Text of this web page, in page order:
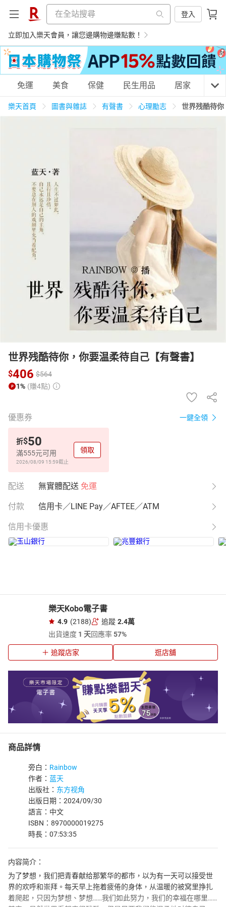
登入
立即加入樂天會員，讓您邊購物邊賺點數！
購物網分類
居家生活 運動休閒
女裝 化妝保養 情趣用品
HOT
免運 美食 保健 民生用品 居家 3C
樂天首頁 圖書與雜誌 有聲書 心理勵志 世界残酷待
世界残酷待你，你要温柔待自己【有聲書】
$406 $564
1% (賺4點)
優惠券 一鍵全領
折$50
滿555元可用
2026/08/09 15:59截止
領取
配送 無實體配送 免運
付款 信用卡／LINE Pay／AFTEE／ATM
信用卡優惠
樂天Kobo電子書
4.9 (2188) 追蹤 2.4萬
出貨速度 1 天回應率57%
追蹤店家 逛店舖
商品詳情
旁白： Rainbow
作者： 蓝天
出版社： 东方视角
出版日期：2024/09/30
語言：中文
ISBN：8970000019275
時長：07:53:35
内容简介：
为了梦想，我们把青春献给那繁华的都市，以为有一天可以接受世
界的欢呼和崇拜。每天早上拖着疲倦的身体，从温暖的被窝里挣扎
着爬起，只因为梦想、梦想……我们如此努力，我们的幸福在哪里……